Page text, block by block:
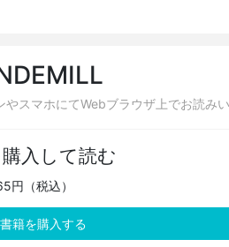
スマホにてWebブラウザ上でお読みい
入して読む
円（税込）
籍を購入する